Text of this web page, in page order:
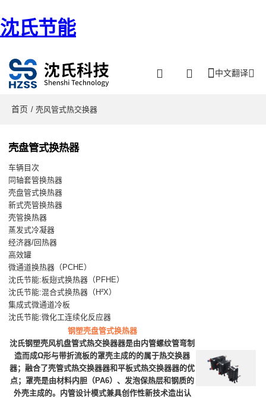
沈氏节能
中文翻译
首页 / 壳风管式热交换器
壳盘管式换热器
车辆目次
同轴套管换热器
壳盘管式换热器
新式壳管换热器
壳管换热器
蒸发式冷凝器
经济器/回热器
高效罐
微通道换热器（PCHE）
沈氏节能:板翅式换热器（PFHE）
沈氏节能:混合式换热器（H²X）
集成式微通道冷板
沈氏节能:微化工连续化反应器
钢塑壳盘管式换热器
沈氏钢塑壳风机盘管式热交换器器是由内管螺纹管弯制
造而成Ω形与带折流板的罩壳主成的的属于热交换器
器；融合了壳管式热交换器器和平板式热交换器器的优
点；罩壳是由材料内胆（PA6）、发泡保热层和钢质的
外壳主成的。内管设计模式兼具创作性新技术造出认